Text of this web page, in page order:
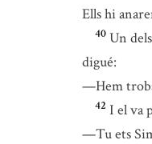
Ells hi
40 Un
digué:
—Hem
42 I el va
—Tu ets